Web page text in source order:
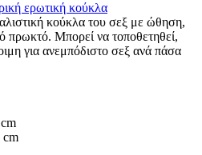
ερωτική κούκλα
κούκλα του σεξ με ώθηση,
πρωκτό. Μπορεί να τοποθετηθεί,
για ανεμπόδιστο σεξ ανά πάσα
cm